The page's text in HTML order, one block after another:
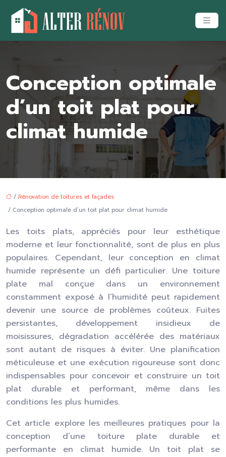
Conception optimale
d’un toit plat pour
climat humide
/ Rénovation de toitures et façades
/ Conception optimale d’un toit plat pour climat humide
Les toits plats, appréciés pour leur esthétique
moderne et leur fonctionnalité, sont de plus en plus
populaires. Cependant, leur conception en climat
humide représente un défi particulier. Une toiture
plate mal conçue dans un environnement
constamment exposé à l’humidité peut rapidement
devenir une source de problèmes coûteux. Fuites
persistantes, développement insidieux de
moisissures, dégradation accélérée des matériaux
sont autant de risques à éviter. Une planification
méticuleuse et une exécution rigoureuse sont donc
indispensables pour concevoir et construire un toit
plat durable et performant, même dans les
conditions les plus humides.
Cet article explore les meilleures pratiques pour la
conception d’une toiture plate durable et
performante en climat humide. Un toit plat se